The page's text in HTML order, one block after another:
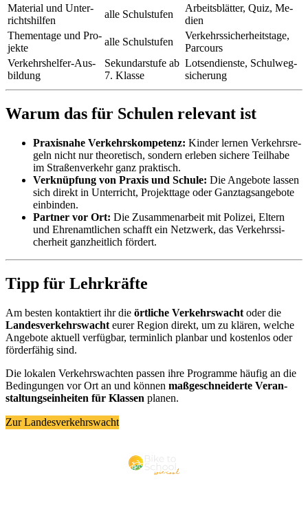
Ma­te­ri­al und Un­ter­
richts­hil­fen
alle Schul­stu­fen
Ar­beits­blät­ter, Quiz, Me­
di­en
The­men­ta­ge und Pro­
jek­te
alle Schul­stu­fen
Ver­kehrs­si­cher­heits­ta­ge,
Par­cours
Ver­kehrs­hel­fer-Aus­
bil­dung
Se­kun­dar­stu­fe ab
7. Klas­se
Lot­sen­diens­te, Schul­weg­
si­che­rung
War­um das für Schu­len re­le­vant ist
Pra­xis­na­he Ver­kehrs­kom­pe­tenz: Kin­der ler­nen Ver­kehrs­re­
geln nicht nur theo­re­tisch, son­dern er­le­ben si­che­re Teil­ha­be
im Stra­ßen­ver­kehr ganz prak­tisch.
Ver­knüp­fung von Pra­xis und Schu­le: Die An­ge­bo­te las­sen
sich di­rekt in Un­ter­richt, Pro­jekt­ta­ge oder Ganz­tags­an­ge­bo­te
ein­bin­den.
Part­ner vor Ort: Die Zu­sam­men­ar­beit mit Po­li­zei, El­tern
und Eh­ren­amt­li­chen schafft ein Netz­werk, das Ver­kehrs­si­
cher­heit ganz­heit­lich för­dert.
Tipp für Lehr­kräf­te
Am bes­ten kon­tak­tiert ihr die ört­li­che Ver­kehrs­wacht oder die
Lan­des­ver­kehrs­wacht eu­rer Re­gi­on di­rekt, um zu klä­ren, wel­che
An­ge­bo­te ak­tu­ell ver­füg­bar, ter­min­lich plan­bar und kos­ten­los oder
för­der­fä­hig sind.
Die lo­ka­len Ver­kehrs­wach­ten pas­sen ihre Pro­gram­me häu­fig an die
Be­din­gun­gen vor Ort an und kön­nen maß­ge­schnei­der­te Ver­an­
stal­tungs­ein­hei­ten für Klas­sen pla­nen.
Zur Landesverkehrswacht